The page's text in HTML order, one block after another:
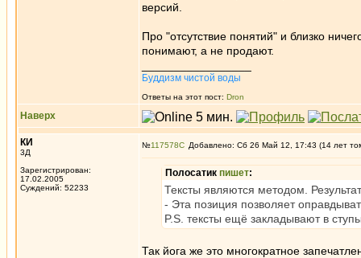
версий.
Про "отсутствие понятий" и близко
понимают, а не продают.
Буддизм чистой воды
Ответы на этот пост: Dron
Наверх
КИ
3Д
Зарегистрирован:
17.02.2005
Суждений: 52233
№117578 Добавлено: Сб 26 Май 12, 17:43 (14 лет
Полосатик пишет:
Тексты являются методом.
- Эта позиция позволяет
P.S. тексты ещё закладывают в
Так йога же это многократное